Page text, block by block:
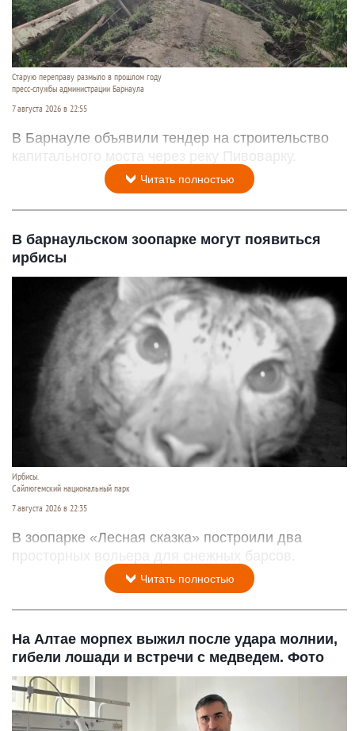
Старую переправу размыло в прошлом году
пресс-службы администрации Барнаула
7 августа 2026 в 22:55
В Барнауле объявили тендер на строительство
капитального моста через реку Пивоварку.
Читать полностью
В барнаульском зоопарке могут появиться
ирбисы
Ирбисы.
Сайлюгемский национальный парк
7 августа 2026 в 22:35
В зоопарке «Лесная сказка» построили два
просторных вольера для снежных барсов.
Читать полностью
На Алтае морпех выжил после удара молнии,
гибели лошади и встречи с медведем. Фото